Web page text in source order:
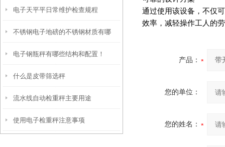
电子天平平日常维护检查规程
不锈钢电子地磅的不锈钢材质有哪
些？
电子钢瓶秤有哪些结构和配置！
什么是皮带筛选秤
流水线自动检重秤主要用途
使用电子检重秤注意事项
通过使用该设备，不仅
效率，减轻操作工人的
产品：
您的单位：
您的姓名：